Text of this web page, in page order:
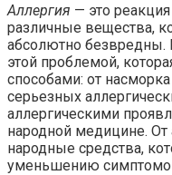
Аллергия — это
различные вещества,
абсолютно безвредны.
этой проблемой,
способами: от
серьезных
аллергическими
народной медицине.
народные средства,
уменьшению